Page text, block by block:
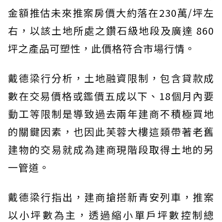
金額推估未來推案房價大約落在230萬/坪左
右，以該土地所處之鑽石級地段及廣達 860
坪之產品可塑性，此價格符合市場行情。
戴德梁行分析，土地融資限制，包含貸款成
數在交易價格或鑑價五成以下、18個月內要
動工等限制是導致過去兩年建商不積極買地
的關鍵因素，也因此芙蓉大樓這類帶著老舊
建物的交易就成為建商現階段取得土地的另
一管道。
戴德梁行指出，建商搶搭新青安列車，推案
以小坪數為主，透過縮小單戶坪數控制總